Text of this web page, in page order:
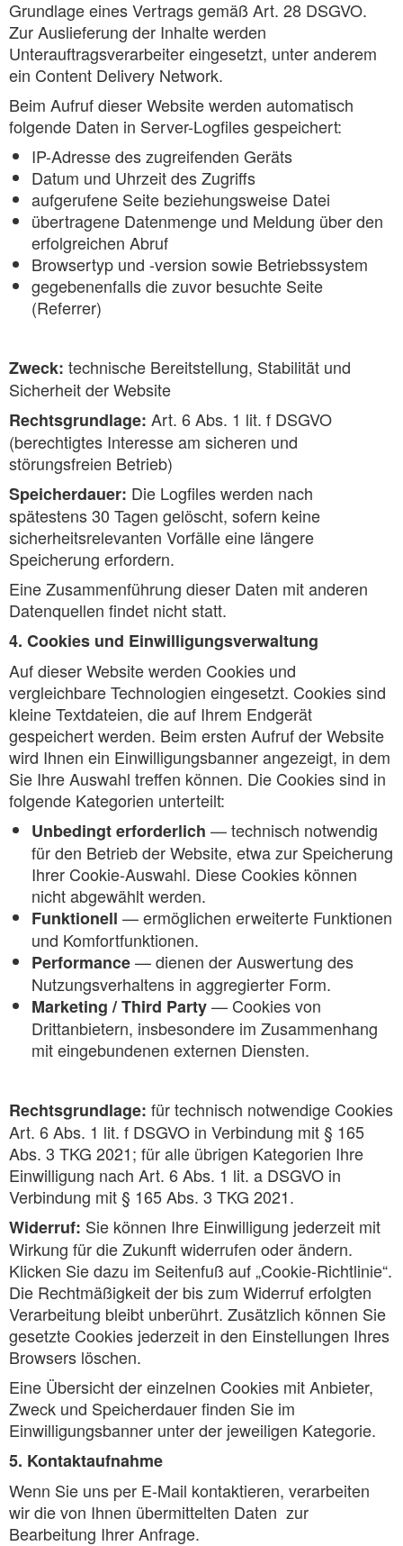
Grundlage eines Vertrags gemäß Art. 28 DSGVO.
Zur Auslieferung der Inhalte werden
Unterauftragsverarbeiter eingesetzt, unter anderem
ein Content Delivery Network.
Beim Aufruf dieser Website werden automatisch
folgende Daten in Server-Logfiles gespeichert:
IP-Adresse des zugreifenden Geräts
Datum und Uhrzeit des Zugriffs
aufgerufene Seite beziehungsweise Datei
übertragene Datenmenge und Meldung über den
erfolgreichen Abruf
Browsertyp und -version sowie Betriebssystem
gegebenenfalls die zuvor besuchte Seite
(Referrer)
Zweck: technische Bereitstellung, Stabilität und
Sicherheit der Website
Rechtsgrundlage: Art. 6 Abs. 1 lit. f DSGVO
(berechtigtes Interesse am sicheren und
störungsfreien Betrieb)
Speicherdauer: Die Logfiles werden nach
spätestens 30 Tagen gelöscht, sofern keine
sicherheitsrelevanten Vorfälle eine längere
Speicherung erfordern.
Eine Zusammenführung dieser Daten mit anderen
Datenquellen findet nicht statt.
4. Cookies und Einwilligungsverwaltung
Auf dieser Website werden Cookies und
vergleichbare Technologien eingesetzt. Cookies sind
kleine Textdateien, die auf Ihrem Endgerät
gespeichert werden. Beim ersten Aufruf der Website
wird Ihnen ein Einwilligungsbanner angezeigt, in dem
Sie Ihre Auswahl treffen können. Die Cookies sind in
folgende Kategorien unterteilt:
Unbedingt erforderlich — technisch notwendig
für den Betrieb der Website, etwa zur Speicherung
Ihrer Cookie-Auswahl. Diese Cookies können
nicht abgewählt werden.
Funktionell — ermöglichen erweiterte Funktionen
und Komfortfunktionen.
Performance— dienen der Auswertung des
Nutzungsverhaltens in aggregierter Form.
Marketing / Third Party— Cookies von
Drittanbietern, insbesondere im Zusammenhang
mit eingebundenen externen Diensten.
Rechtsgrundlage: für technisch notwendige Cookies
Art. 6 Abs. 1 lit. f DSGVO in Verbindung mit § 165
Abs. 3 TKG 2021; für alle übrigen Kategorien Ihre
Einwilligung nach Art. 6 Abs. 1 lit. a DSGVO in
Verbindung mit § 165 Abs. 3 TKG 2021.
Widerruf: Sie können Ihre Einwilligung jederzeit mit
Wirkung für die Zukunft widerrufen oder ändern.
Klicken Sie dazu im Seitenfuß auf „Cookie-Richtlinie“.
Die Rechtmäßigkeit der bis zum Widerruf erfolgten
Verarbeitung bleibt unberührt. Zusätzlich können Sie
gesetzte Cookies jederzeit in den Einstellungen Ihres
Browsers löschen.
Eine Übersicht der einzelnen Cookies mit Anbieter,
Zweck und Speicherdauer finden Sie im
Einwilligungsbanner unter der jeweiligen Kategorie.
5. Kontaktaufnahme
Wenn Sie uns per E-Mail kontaktieren, verarbeiten
wir die von Ihnen übermittelten Daten zur
Bearbeitung Ihrer Anfrage.